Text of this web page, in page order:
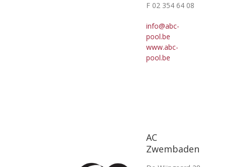
F 02 354 64 08
info@abc-
pool.be
www.abc-
pool.be
AC
Zwembaden